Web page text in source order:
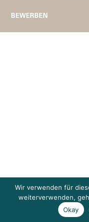
BEWERBEN
Wir verwenden für
weiterverwenden,
Okay